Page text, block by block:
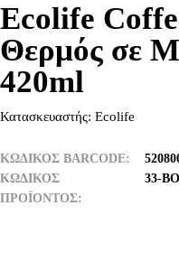
Ecolife
Θερμός σε
420ml
Κατασκευαστής: Ecolife
ΚΩΔΙΚΟΣ BARCODE
ΚΩΔΙΚΌΣ
ΠΡΟΪΌΝΤΟΣ
33-